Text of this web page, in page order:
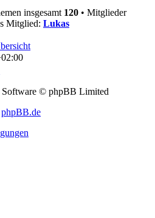
insgesamt 120 • Mitglieder
Mitglied: Lukas
© phpBB Limited
phpBB.de